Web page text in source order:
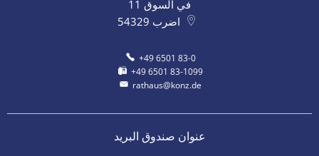
في السوق 11
54329 اضرب
+49 6501 83-0
+49 6501 83-1099
rathaus@konz.de
عنوان صندوق البريد